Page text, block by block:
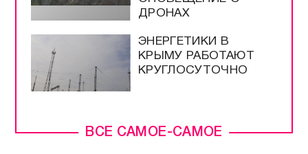
ВСЕ САМОЕ-САМОЕ
ДРОНАХ
ЭНЕРГЕТИКИ В
КРЫМУ РАБОТАЮТ
КРУГЛОСУТОЧНО